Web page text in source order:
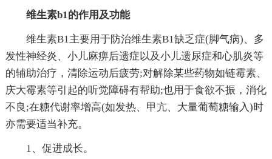
维生素b1的作用及功能
维生素B1主要用于防治维生素B1缺乏症(脚气病)、多
发性神经炎、小儿麻痹后遗症以及小儿遗尿症和心肌炎等
的辅助治疗，清除运动后疲劳;对解除某些药物如链霉素、
庆大霉素等引起的听觉障碍有帮助;也用于食欲不振，消化
不良;在糖代谢率增高(如发热、甲亢、大量葡萄糖输入)时
亦需要适当补充。
1、促进成长。